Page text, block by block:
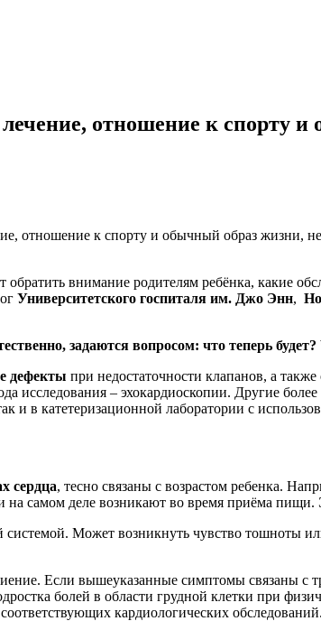
отношение к спорту и
отношение к спорту и обычный образ жизни,
обратить внимание родителям ребёнка, какие
Университетского госпиталя им. Джо Энн,
задаются вопросом: что теперь
дефекты при недостаточности клапанов, а
исследования – эхокардиоскопии. Другие
и в катетеризационной лаборатории с
сердца, тесно связаны с возрастом ребенка.
самом деле возникают во время приёма
Может возникнуть чувство тошноты
Если вышеуказанные симптомы связаны
болей в области грудной клетки при
кардиологических обследований.